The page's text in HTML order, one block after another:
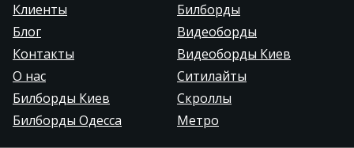
Клиенты
Билборды
Блог
Видеоборды
Контакты
Видеоборды Киев
О нас
Ситилайты
Билборды Киев
Скроллы
Билборды Одесса
Метро